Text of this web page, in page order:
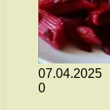
07.04.2025
0